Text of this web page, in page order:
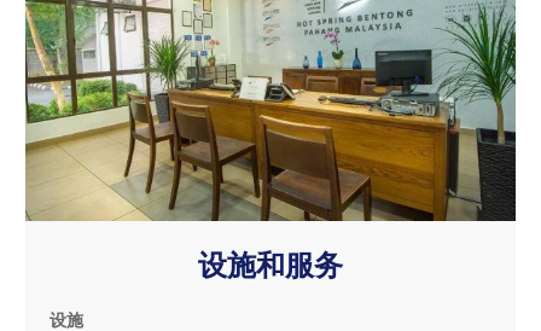
设施和服务
设施